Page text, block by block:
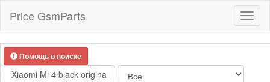
Price GsmParts
Помощь в поиске